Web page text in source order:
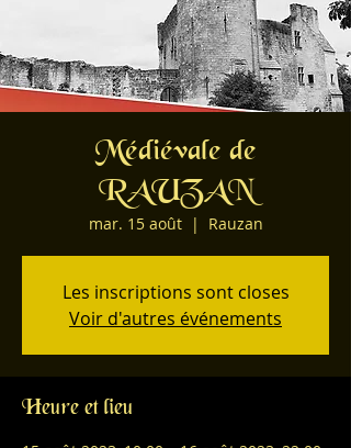
Médiévale de
RAUZAN
mar. 15 août
  |
Rauzan
Les inscriptions sont closes
Voir d'autres événements
Heure et lieu